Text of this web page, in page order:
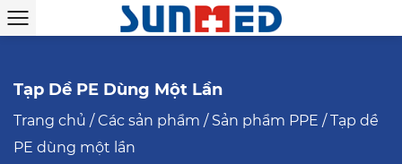
Tạp Dề PE Dùng Một Lần
Trang chủ /Các sản phẩm / Sản phẩm PPE /Tạp dề
PE dùng một lần